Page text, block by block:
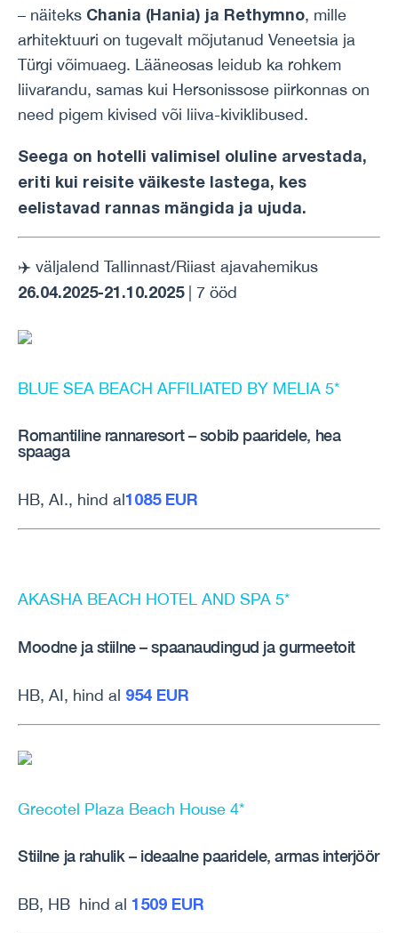
– näiteks Chania (Hania) ja Rethymno, mille
arhitektuuri on tugevalt mõjutanud Veneetsia ja
Türgi võimuaeg. Lääneosas leidub ka rohkem
liivarandu, samas kui Hersonissose piirkonnas on
need pigem kivised või liiva-kiviklibused.
Seega on hotelli valimisel oluline arvestada,
eriti kui reisite väikeste lastega, kes
eelistavad rannas mängida ja ujuda.
✈️ väljalend Tallinnast/Riiast ajavahemikus
26.04.2025-21.10.2025| 7 ööd
BLUE SEA BEACH AFFILIATED BY MELIA 5*
Romantiline rannaresort – sobib paaridele, hea
spaaga
HB, AI., hind al1085 EUR
AKASHA BEACH HOTEL AND SPA 5*
Moodne ja stiilne – spaanaudingud ja gurmeetoit
HB, AI, hind al 954 EUR
Grecotel Plaza Beach House 4*
Stiilne ja rahulik – ideaalne paaridele, armas interjöör
BB, HB hind al 1509 EUR